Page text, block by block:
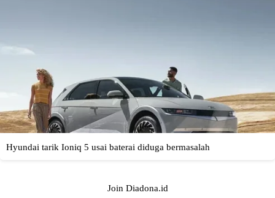
Join Diadona.id